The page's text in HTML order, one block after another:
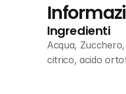
Ingredienti
Acqua,
citrico, acido